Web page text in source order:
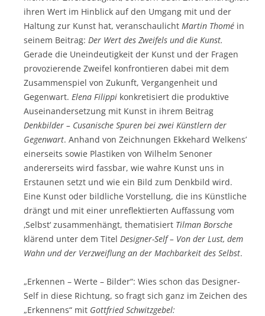
ihren Wert im Hinblick auf den Umgang mit und der
Haltung zur Kunst hat, veranschaulicht Martin Thomé in
seinem Beitrag: Der Wert des Zweifels und die Kunst.
Gerade die Uneindeutigkeit der Kunst und der Fragen
provozierende Zweifel konfrontieren dabei mit dem
Zusammenspiel von Zukunft, Vergangenheit und
Gegenwart. Elena Filippi konkretisiert die produktive
Auseinandersetzung mit Kunst in ihrem Beitrag
Denkbilder – Cusanische Spuren bei zwei Künstlern der
Gegenwart. Anhand von Zeichnungen Ekkehard Welkens’
einerseits sowie Plastiken von Wilhelm Senoner
andererseits wird fassbar, wie wahre Kunst uns in
Erstaunen setzt und wie ein Bild zum Denkbild wird.
Eine Kunst oder bildliche Vorstellung, die ins Künstliche
drängt und mit einer unreflektierten Auffassung vom
‚Selbst‘ zusammenhängt, thematisiert Tilman Borsche
klärend unter dem Titel Designer-Self – Von der Lust, dem
Wahn und der Verzweiflung an der Machbarkeit des Selbst.
„Erkennen – Werte – Bilder“: Wies schon das Designer-
Self in diese Richtung, so fragt sich ganz im Zeichen des
„Erkennens“ mit Gottfried Schwitzgebel: